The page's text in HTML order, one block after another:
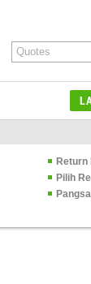
Pilih